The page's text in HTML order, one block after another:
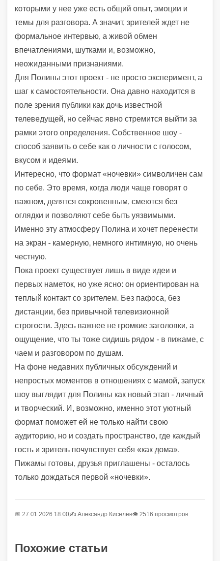
которыми у нее уже есть общий опыт, эмоции и
темы для разговора. А значит, зрителей ждет не
формальное интервью, а живой обмен
впечатлениями, шутками и, возможно,
неожиданными признаниями.
Для Полины этот проект - не просто эксперимент, а
шаг к самостоятельности. Она давно находится в
поле зрения публики как дочь известной
телеведущей, но сейчас явно стремится выйти за
рамки этого определения. Собственное шоу -
способ заявить о себе как о личности с голосом,
вкусом и идеями.
Интересно, что формат «ночевки» символичен сам
по себе. Это время, когда люди чаще говорят о
важном, делятся сокровенным, смеются без
оглядки и позволяют себе быть уязвимыми.
Именно эту атмосферу Полина и хочет перенести
на экран - камерную, немного интимную, но очень
честную.
Пока проект существует лишь в виде идеи и
первых наметок, но уже ясно: он ориентирован на
теплый контакт со зрителем. Без пафоса, без
дистанции, без привычной телевизионной
строгости. Здесь важнее не громкие заголовки, а
ощущение, что ты тоже сидишь рядом - в пижаме, с
чаем и разговором по душам.
На фоне недавних публичных обсуждений и
непростых моментов в отношениях с мамой, запуск
шоу выглядит для Полины как новый этап - личный
и творческий. И, возможно, именно этот уютный
формат поможет ей не только найти свою
аудиторию, но и создать пространство, где каждый
гость и зритель почувствует себя «как дома».
Пижамы готовы, друзья приглашены - осталось
только дождаться первой «ночевки».
📅 27.01.2026 18:00✍️ Александр Киселёв👁 2516 просмотров
Похожие статьи